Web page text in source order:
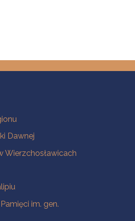
Dawnej
Wierzchosławicach
im. gen.